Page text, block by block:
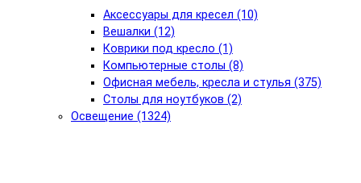
Аксессуары для кресел (10)
Вешалки (12)
Коврики под кресло (1)
Компьютерные столы (8)
Офисная мебель, кресла и стулья (375)
Столы для ноутбуков (2)
Освещение (1324)